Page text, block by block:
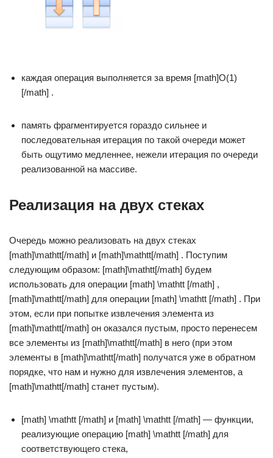
каждая операция выполняется за время [math]O(1)
[/math] .
память фрагментируется гораздо сильнее и
последовательная итерация по такой очереди может
быть ощутимо медленнее, нежели итерация по очереди
реализованной на массиве.
Реализация на двух стеках
Очередь можно реализовать на двух стеках
[math]\mathtt[/math] и [math]\mathtt[/math] . Поступим
следующим образом: [math]\mathtt[/math] будем
использовать для операции [math] \mathtt [/math] ,
[math]\mathtt[/math] для операции [math] \mathtt [/math] . При
этом, если при попытке извлечения элемента из
[math]\mathtt[/math] он оказался пустым, просто перенесем
все элементы из [math]\mathtt[/math] в него (при этом
элементы в [math]\mathtt[/math] получатся уже в обратном
порядке, что нам и нужно для извлечения элементов, а
[math]\mathtt[/math] станет пустым).
[math] \mathtt [/math] и [math] \mathtt [/math] — функции,
реализующие операцию [math] \mathtt [/math] для
соответствующего стека,